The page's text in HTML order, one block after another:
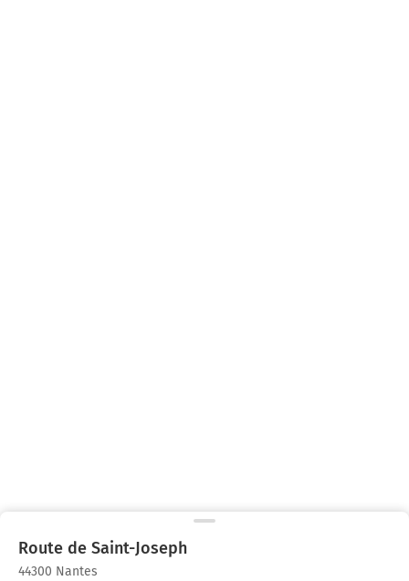
Route de Saint-Joseph
44300 Nantes